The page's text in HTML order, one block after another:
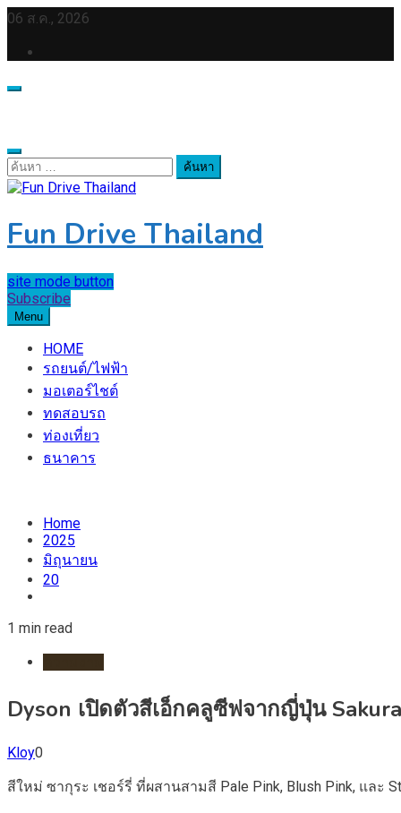
Skip
content
06 ส.ค., 2026
ค้นหา
สำหรับ:
Fun Drive Thailand
site mode button
Subscribe
Menu
HOME
รถยนต์/ไฟฟ้า
มอเตอร์ไชต์
ทดสอบรถ
ท่องเที่ยว
ธนาคาร
Home
2025
มิถุนายน
20
1 min read
Dyson เปิดตัวสีเอ็กคลูซีฟจากญี่ปุ่น
Kloy0
สีใหม่ ซากุระ เชอร์รี่ ที่ผสานสามสี Pale Pink, Blush Pink, และ